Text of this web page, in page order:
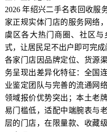
2026 年绍兴二手名表回收服
家正规实体门店的服务网络
虞区各大热门商圈、社区
式，让居民足不出户即可完成
各家门店因品牌定位、货源
务呈现出差异化特征：全国
业鉴定团队与完善的流通网
领域报价优势突出；本土老
易门槛低，适配中端腕表与
层的门店，在限量款、收藏